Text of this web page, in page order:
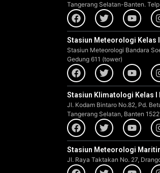
Tangerang Selatan-Banten.
Stasiun Meteorologi Kelas
Stasiun Meteorologi Bandara
Gedung 611 (tower)
Stasiun Klimatologi Kelas I
Jl. Kodam Bintaro No.82, Pd.
Tangerang Selatan, Banten
Stasiun Meteorologi
Jl. Raya Taktakan No. 27,